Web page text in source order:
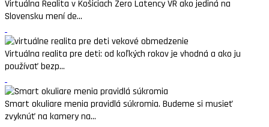
Virtuálna Realita v Košiciach Zero Latency VR ako jediná na
Slovensku mení de...
Virtuálna realita pre deti: od koľkých rokov je vhodná a ako ju
používať bezp...
Smart okuliare menia pravidlá súkromia. Budeme si musieť
zvyknúť na kamery na...